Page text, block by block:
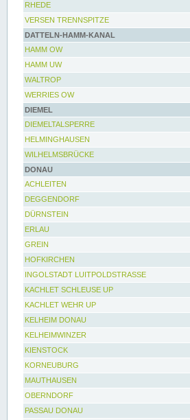
RHEDE
VERSEN TRENNSPITZE
DATTELN-HAMM-KANAL
HAMM OW
HAMM UW
WALTROP
WERRIES OW
DIEMEL
DIEMELTALSPERRE
HELMINGHAUSEN
WILHELMSBRÜCKE
DONAU
ACHLEITEN
DEGGENDORF
DÜRNSTEIN
ERLAU
GREIN
HOFKIRCHEN
INGOLSTADT LUITPOLDSTRASSE
KACHLET SCHLEUSE UP
KACHLET WEHR UP
KELHEIM DONAU
KELHEIMWINZER
KIENSTOCK
KORNEUBURG
MAUTHAUSEN
OBERNDORF
PASSAU DONAU